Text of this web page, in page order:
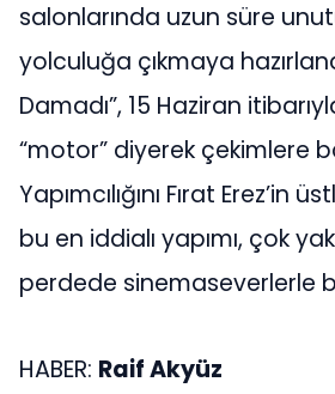
salonlarında uzun süre
yolculuğa çıkmaya
Damadı”, 15 Haziran
“motor” diyerek çekimlere
Yapımcılığını Fırat Erez’in
bu en iddialı yapımı, çok
perdede sinemaseverlerle
HABER: Raif Akyüz